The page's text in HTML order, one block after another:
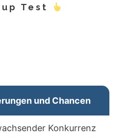
Test
und Chancen
Konkurrenz